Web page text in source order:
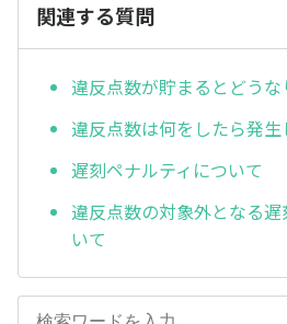
関連する質問
違反点数が貯まるとどう
違反点数は何をしたら発
遅刻ペナルティについて
違反点数の対象外となる
いて